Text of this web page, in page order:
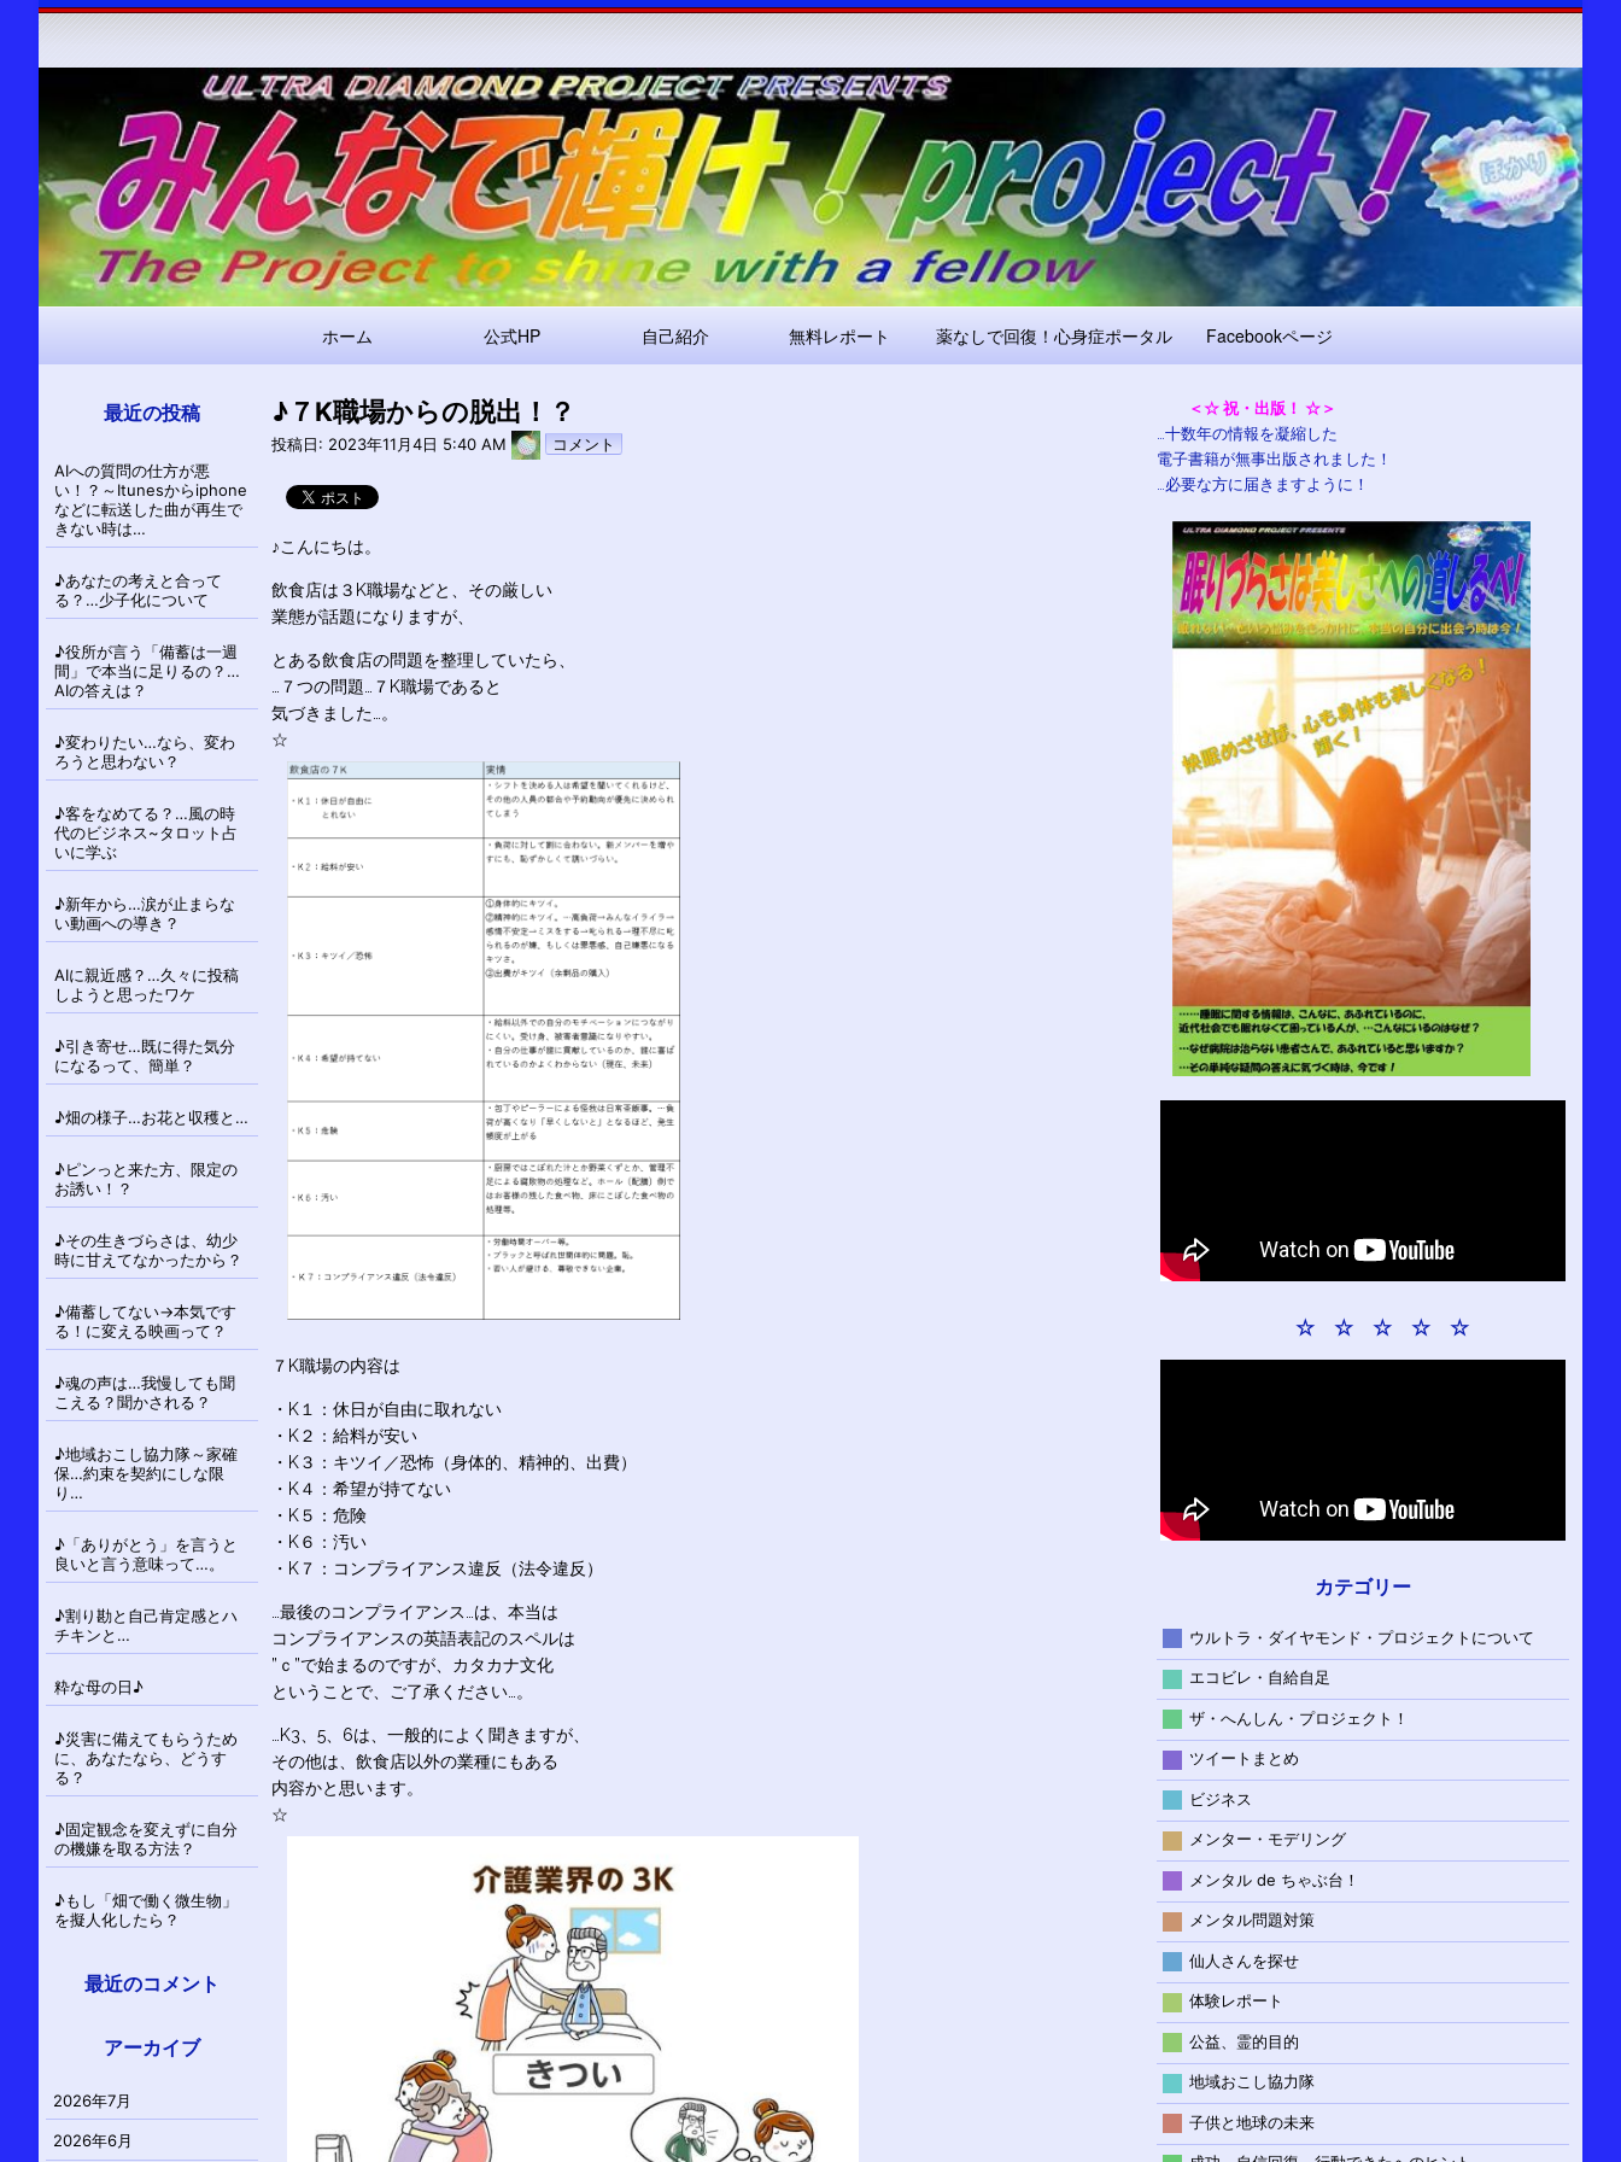
コ
ン
ツ
キ
ッ
プ
ゲ
ー
シ
ョ
ン
ホーム 公式HP 自己紹介 無料レポート 薬なしで回復！心身症ポータル Facebookページ
♪７K職場からの脱出！？
投稿日: 2023年11月4日 5:40 AM pokari7
コメント
♪こんにちは。
飲食店は３K職場などと、その厳しい
業態が話題になりますが、
とある飲食店の問題を整理していたら、
…７つの問題…７K職場であると
気づきました…。
☆
７K職場の内容は
・K１：休日が自由に取れない
・K２：給料が安い
・K３：キツイ／恐怖（身体的、精神的、出費）
・K４：希望が持てない
・K５：危険
・K６：汚い
・K７：コンプライアンス違反（法令違反）
…最後のコンプライアンス…は、本当は
コンプライアンスの英語表記のスペルは
”ｃ”で始まるのですが、カタカナ文化
ということで、ご了承ください…。
…K3、5、6は、一般的によく聞きますが、
その他は、飲食店以外の業種にもある
内容かと思います。
☆
＜☆ 祝・出版！ ☆＞
…十数年の情報を凝縮した
電子書籍が無事出版されました！
…必要な方に届きますように！
☆ ☆ ☆ ☆ ☆
カテゴリー
ウルトラ・ダイヤモンド・プロジェクトについて
エコビレ・自給自足
ザ・へんしん・プロジェクト！
ツイートまとめ
ビジネス
メンター・モデリング
メンタル de ちゃぶ台！
メンタル問題対策
仙人さんを探せ
体験レポート
公益、霊的目的
地域おこし協力隊
子供と地球の未来
最近の投稿
AIへの質問の仕方が悪
い！？～Itunesからiphone
などに転送した曲が再生で
きない時は…
♪あなたの考えと合って
る？…少子化について
♪役所が言う「備蓄は一週
間」で本当に足りるの？…
AIの答えは？
♪変わりたい…なら、変わ
ろうと思わない？
♪客をなめてる？…風の時
代のビジネス~タロット占
いに学ぶ
♪新年から…涙が止まらな
い動画への導き？
AIに親近感？…久々に投稿
しようと思ったワケ
♪引き寄せ…既に得た気分
になるって、簡単？
♪畑の様子…お花と収穫と…
♪ピンっと来た方、限定の
お誘い！？
♪その生きづらさは、幼少
時に甘えてなかったから？
♪備蓄してない→本気です
る！に変える映画って？
♪魂の声は…我慢しても聞
こえる？聞かされる？
♪地域おこし協力隊～家確
保…約束を契約にしな限
り…
♪「ありがとう」を言うと
良いと言う意味って…。
♪割り勘と自己肯定感とハ
チキンと…
粋な母の日♪
♪災害に備えてもらうため
に、あなたなら、どうす
る？
♪固定観念を変えずに自分
の機嫌を取る方法？
♪もし「畑で働く微生物」
を擬人化したら？
最近のコメント
アーカイブ
2026年7月
2026年6月